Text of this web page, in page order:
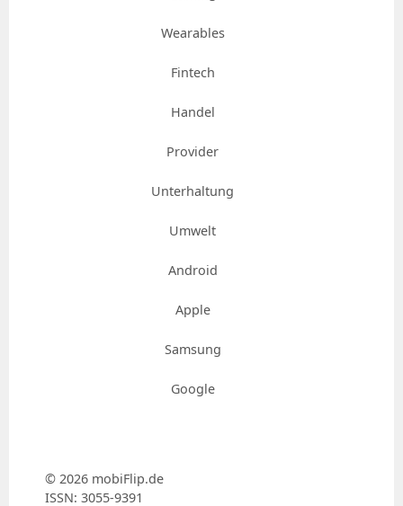
Wearables
Fintech
Handel
Provider
Unterhaltung
Umwelt
Android
Apple
Samsung
Google
© 2026 mobiFlip.de
ISSN: 3055-9391